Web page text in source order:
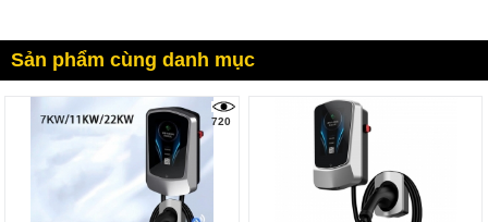
Sản phẩm cùng danh mục
720